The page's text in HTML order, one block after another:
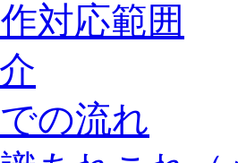
対応範囲
の流れ